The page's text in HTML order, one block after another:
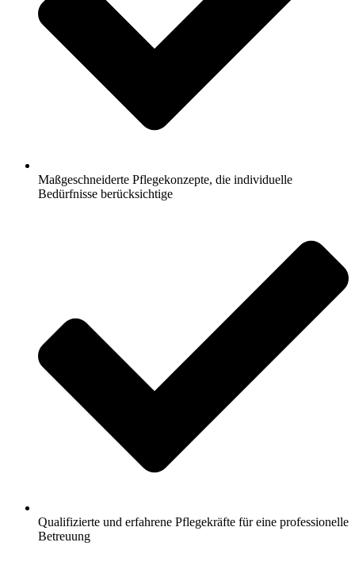
Maßgeschneiderte Pflegekonzepte, die individuelle
Bedürfnisse berücksichtige
Qualifizierte und erfahrene Pflegekräfte für eine professionelle
Betreuung